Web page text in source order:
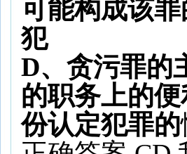
可能构成该
犯
D、贪污罪的
的职务上的
份认定犯罪的